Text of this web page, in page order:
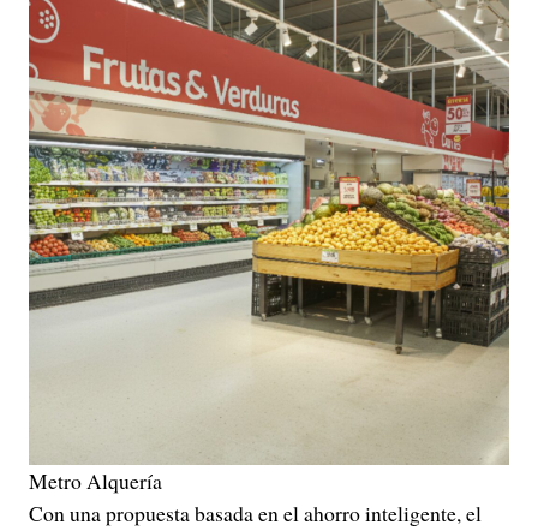
Metro Alquería
Con una propuesta basada en el ahorro inteligente, el